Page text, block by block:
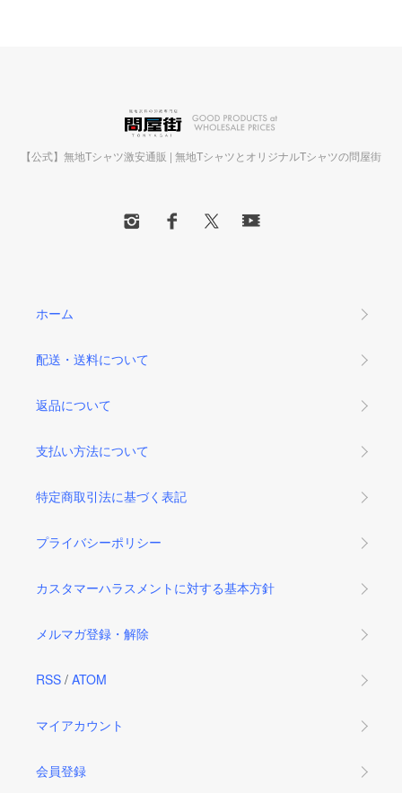
【公式】無地Tシャツ激安通販 | 無地TシャツとオリジナルTシャツの問屋街
ホーム
配送・送料について
返品について
支払い方法について
特定商取引法に基づく表記
プライバシーポリシー
カスタマーハラスメントに対する基本方針
メルマガ登録・解除
RSS / ATOM
マイアカウント
会員登録